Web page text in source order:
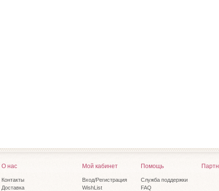
О нас
Контакты
Доставка
Мой кабинет
Вход/Регистрация
WishList
Помощь
Служба поддержки
FAQ